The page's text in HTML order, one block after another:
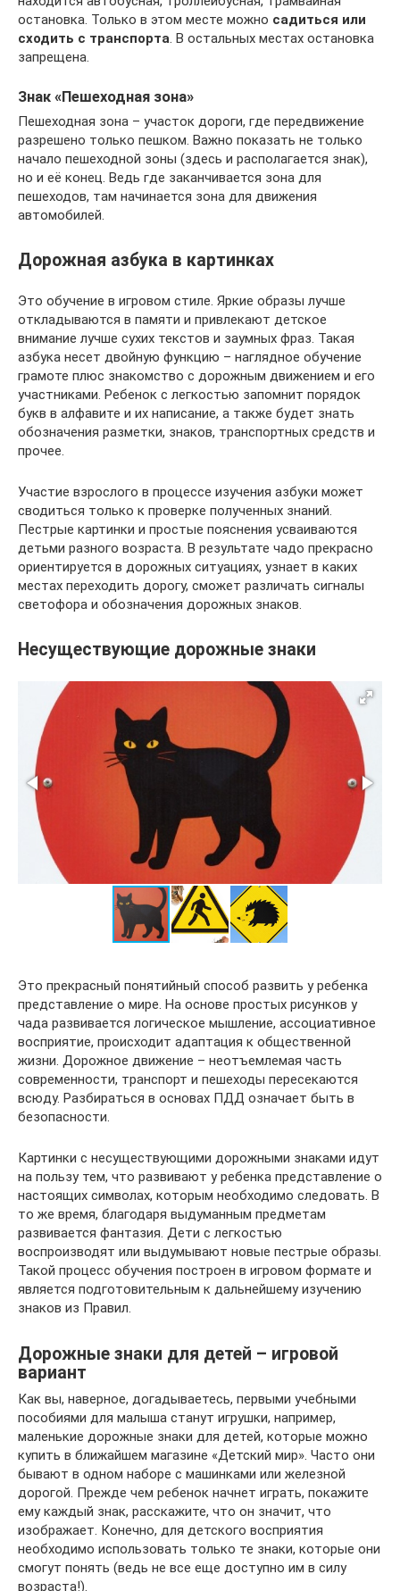
остановка. Только в этом месте можно садиться или
сходить с транспорта . В остальных местах остановка
запрещена.
Знак «Пешеходная зона»
Пешеходная зона – участок дороги, где передвижение
разрешено только пешком. Важно показать не только
начало пешеходной зоны (здесь и располагается знак),
но и её конец. Ведь где заканчивается зона для
пешеходов, там начинается зона для движения
автомобилей.
Дорожная азбука в картинках
Это обучение в игровом стиле. Яркие образы лучше
откладываются в памяти и привлекают детское
внимание лучше сухих текстов и заумных фраз. Такая
азбука несет двойную функцию – наглядное обучение
грамоте плюс знакомство с дорожным движением и его
участниками. Ребенок с легкостью запомнит порядок
букв в алфавите и их написание, а также будет знать
обозначения разметки, знаков, транспортных средств и
прочее.
Участие взрослого в процессе изучения азбуки может
сводиться только к проверке полученных знаний.
Пестрые картинки и простые пояснения усваиваются
детьми разного возраста. В результате чадо прекрасно
ориентируется в дорожных ситуациях, узнает в каких
местах переходить дорогу, сможет различать сигналы
светофора и обозначения дорожных знаков.
Несуществующие дорожные знаки
Это прекрасный понятийный способ развить у ребенка
представление о мире. На основе простых рисунков у
чада развивается логическое мышление, ассоциативное
восприятие, происходит адаптация к общественной
жизни. Дорожное движение – неотъемлемая часть
современности, транспорт и пешеходы пересекаются
всюду. Разбираться в основах ПДД означает быть в
безопасности.
Картинки с несуществующими дорожными знаками идут
на пользу тем, что развивают у ребенка представление о
настоящих символах, которым необходимо следовать. В
то же время, благодаря выдуманным предметам
развивается фантазия. Дети с легкостью
воспроизводят или выдумывают новые пестрые образы.
Такой процесс обучения построен в игровом формате и
является подготовительным к дальнейшему изучению
знаков из Правил.
Дорожные знаки для детей – игровой
вариант
Как вы, наверное, догадываетесь, первыми учебными
пособиями для малыша станут игрушки, например,
маленькие дорожные знаки для детей, которые можно
купить в ближайшем магазине «Детский мир». Часто они
бывают в одном наборе с машинками или железной
дорогой. Прежде чем ребенок начнет играть, покажите
ему каждый знак, расскажите, что он значит, что
изображает. Конечно, для детского восприятия
необходимо использовать только те знаки, которые они
смогут понять (ведь не все еще доступно им в силу
возраста!).